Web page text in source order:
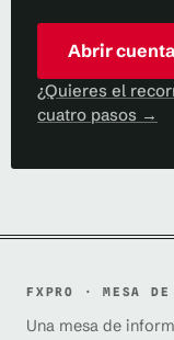
Abrir cuenta
¿Quieres el
cuatro pasos →
FXPRO · MESA DE
Una mesa de